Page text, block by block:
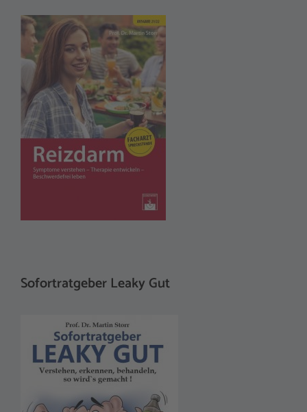
Sofortratgeber Leaky Gut